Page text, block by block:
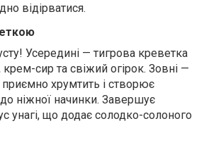
відірватися.
Усередині — тигрова креветка
сир та свіжий огірок. Зовні —
хрумтить і створює
ніжної начинки. Завершує
унагі, що додає солодко-солоного